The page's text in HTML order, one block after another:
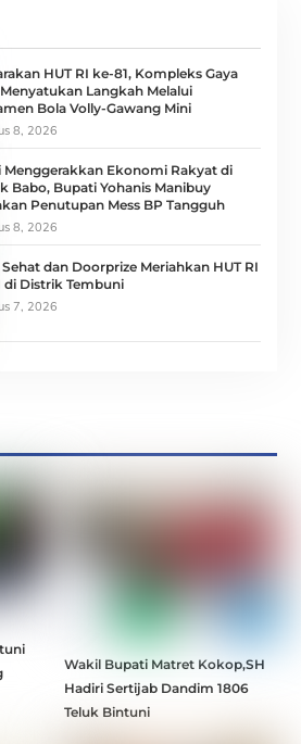
HUT RI ke-81, Kompleks Gaya
Langkah Melalui
Bola Volly-Gawang Mini
8, 2026
Menggerakkan Ekonomi Rakyat di
Babo, Bupati Yohanis Manibuy
Penutupan Mess BP Tangguh
8, 2026
Sehat dan Doorprize Meriahkan HUT RI
di Distrik Tembuni
7, 2026
Wakil Bupati Matret Kokop,SH
Hadiri Sertijab Dandim 1806
Teluk Bintuni